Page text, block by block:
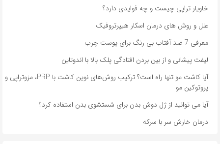
خاویار تراپی چیست و چه فوایدی دارد؟
علل و روش های درمان اسکار هیپرتروفیک
معرفی 7 ضد آفتاب بی رنگ برای پوست چرب
لیفت پیشانی و از بین بردن افتادگی پلک بالا با اندوتاین
آیا کاشت مو تنها راه است؟ ترکیب روش‌های نوین کاشت با PRP، مزوتراپی و
پروتوکین مو
آیا می توانید از ژل دوش بدن برای شستشوی بدن استفاده کرد؟
درمان خارش سر با سرکه